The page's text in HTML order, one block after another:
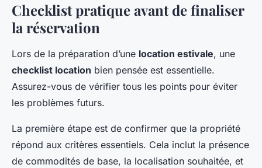
Checklist pratique avant de finaliser
la réservation
Lors de la préparation d’une location estivale, une
checklist location bien pensée est essentielle.
Assurez-vous de vérifier tous les points pour éviter
les problèmes futurs.
La première étape est de confirmer que la propriété
répond aux critères essentiels. Cela inclut la présence
de commodités de base, la localisation souhaitée, et